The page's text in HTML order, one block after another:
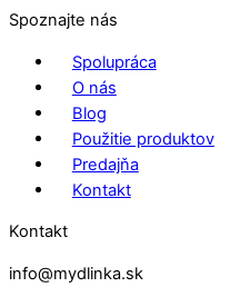
Spoznajte nás
Spolupráca
O nás
Blog
Použitie produktov
Predajňa
Kontakt
Kontakt
info@mydlinka.sk